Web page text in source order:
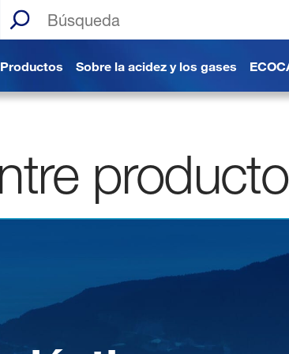
Search the site
Productos Sobre la acidez y los gases